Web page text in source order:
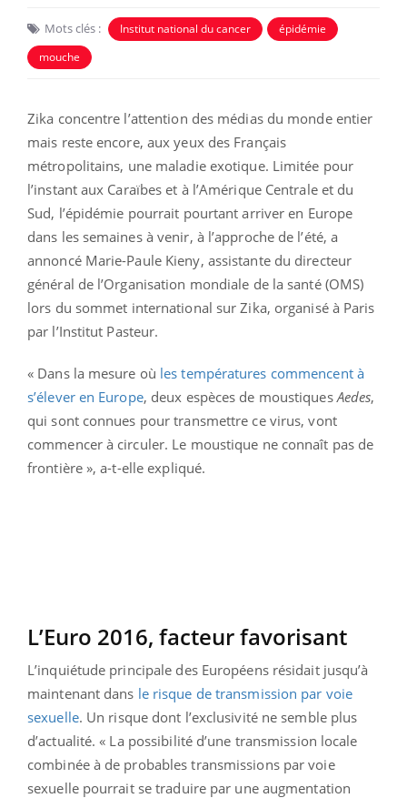
Mots clés : Institut national du cancer
épidémie
mouche
Zika concentre l’attention des médias du monde entier
mais reste encore, aux yeux des Français
métropolitains, une maladie exotique. Limitée pour
l’instant aux Caraïbes et à l’Amérique Centrale et du
Sud, l’épidémie pourrait pourtant arriver en Europe
dans les semaines à venir, à l’approche de l’été, a
annoncé Marie-Paule Kieny, assistante du directeur
général de l’Organisation mondiale de la santé (OMS)
lors du sommet international sur Zika, organisé à Paris
par l’Institut Pasteur.
« Dans la mesure où les températures commencent à
s’élever en Europe, deux espèces de moustiques Aedes,
qui sont connues pour transmettre ce virus, vont
commencer à circuler. Le moustique ne connaît pas de
frontière », a-t-elle expliqué.
L’Euro 2016, facteur favorisant
L’inquiétude principale des Européens résidait jusqu’à
maintenant dans le risque de transmission par voie
sexuelle. Un risque dont l’exclusivité ne semble plus
d’actualité. « La possibilité d’une transmission locale
combinée à de probables transmissions par voie
sexuelle pourrait se traduire par une augmentation